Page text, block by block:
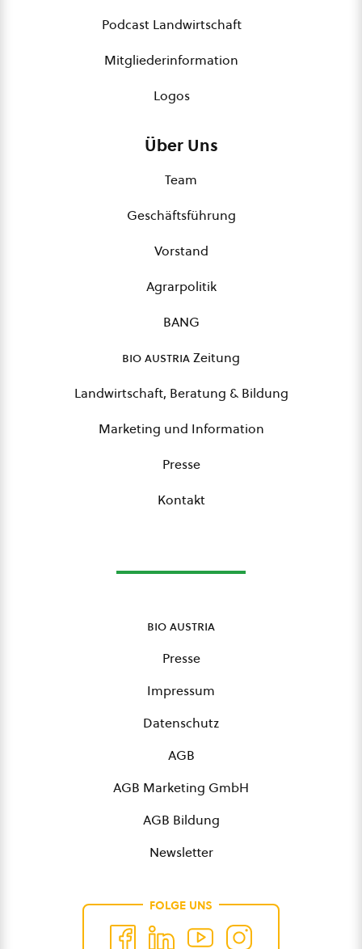
Podcast Landwirtschaft
Mitgliederinformation
Logos
Über Uns
Team
Geschäftsführung
Vorstand
Agrarpolitik
BANG
bio austriaZeitung
Landwirtschaft, Beratung & Bildung
Marketing und Information
Presse
Kontakt
bio austria
Presse
Impressum
Datenschutz
AGB
AGB Marketing GmbH
AGB Bildung
Newsletter
FOLGE UNS